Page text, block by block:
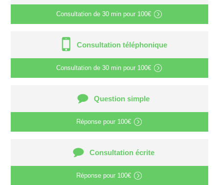
Consultation de 30 min pour 100€
Consultation téléphonique
Consultation de 30 min pour 100€
Question simple
Réponse pour 100€
Consultation écrite
Réponse pour 100€